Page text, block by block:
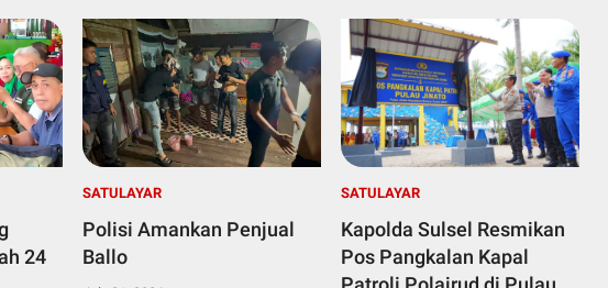
24
SATULAYAR
Polisi Amankan Penjual
Ballo
SATULAYAR
Kapolda Sulsel Resmikan
Pos Pangkalan Kapal